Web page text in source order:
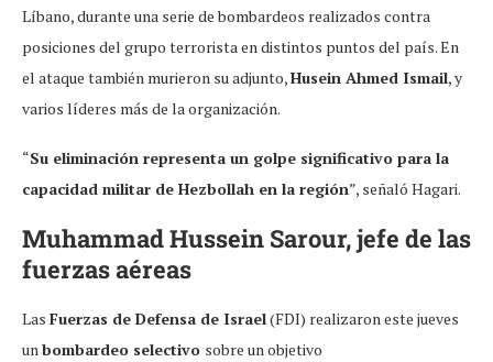
Líbano, durante una serie de bombardeos realizados contra
posiciones del grupo terrorista en distintos puntos del país. En
el ataque también murieron su adjunto,Husein Ahmed Ismail, y
varios líderes más de la organización.
“Su eliminación representa un golpe significativo para la
capacidad militar de Hezbollah en la región”, señaló Hagari.
Muhammad Hussein Sarour, jefe de las
fuerzas aéreas
Las Fuerzas de Defensa de Israel(FDI) realizaron este jueves
unbombardeo selectivo sobre un objetivo